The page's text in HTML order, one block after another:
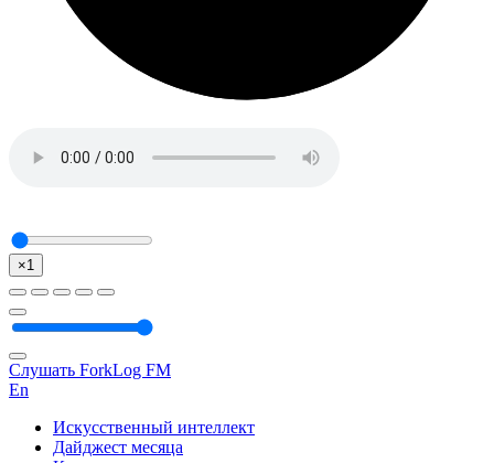
×1
Слушать ForkLog FM
En
Искусственный интеллект
Дайджест месяца